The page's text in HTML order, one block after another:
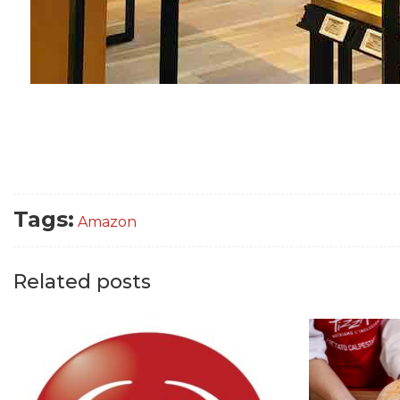
Tags: Amazon
Related posts